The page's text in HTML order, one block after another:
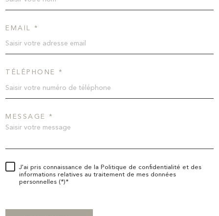
EMAIL *
TÉLÉPHONE *
MESSAGE *
J'ai pris connaissance de la Politique de confidentialité et des
informations relatives au traitement de mes données
personnelles (*)*